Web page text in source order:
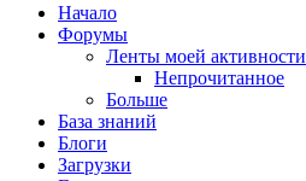
Начало
Форумы
Ленты моей активности
Непрочитанное
Больше
База знаний
Блоги
Загрузки